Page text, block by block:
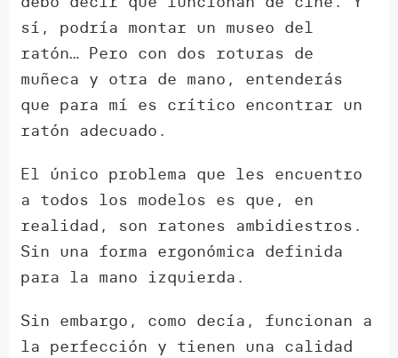
sí, podría montar un museo del
ratón… Pero con dos roturas de
muñeca y otra de mano, entenderás
que para mí es crítico encontrar un
ratón adecuado.
El único problema que les encuentro
a todos los modelos es que, en
realidad, son ratones ambidiestros.
Sin una forma ergonómica definida
para la mano izquierda.
Sin embargo, como decía, funcionan a
la perfección y tienen una calidad